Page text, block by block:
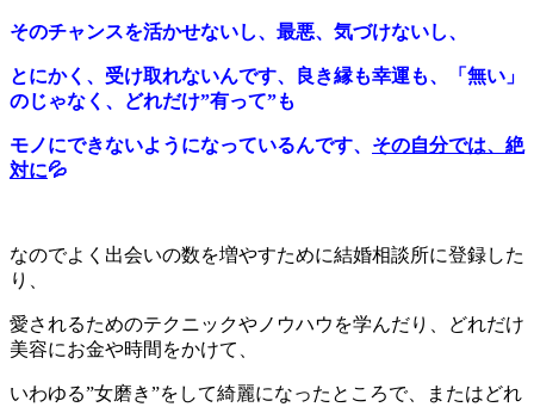
そのチャンスを活かせないし、最悪、気づけないし、
とにかく、受け取れないんです、良き縁も幸運も、「無い」
のじゃなく、どれだけ”有って”も
モノにできないようになっているんです、 その自分では、絶
対に💦
なのでよく出会いの数を増やすために結婚相談所に登録した
り、
愛されるためのテクニックやノウハウを学んだり、どれだけ
美容にお金や時間をかけて、
いわゆる”女磨き”をして綺麗になったところで、またはどれ